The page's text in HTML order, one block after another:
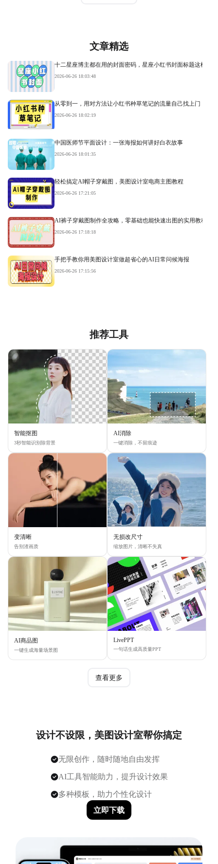
文章精选
十二星座博主都在用的封面密码，星座小红书封面标题这样写
2026-06-26 18:03:48
从零到一，用对方法让小红书种草笔记的流量自己找上门
2026-06-26 18:02:19
中国医师节平面设计：一张海报如何讲好白衣故事
2026-06-26 18:01:35
轻松搞定AI帽子穿戴图，美图设计室电商主图教程
2026-06-26 17:21:05
AI裤子穿戴图制作全攻略，零基础也能快速出图的实用教程
2026-06-26 17:18:18
手把手教你用美图设计室做超省心的AI日常问候海报
2026-06-26 17:15:56
推荐工具
智能抠图
3秒智能识别除背景
AI消除
一键消除，不留痕迹
变清晰
告别渣画质
无损改尺寸
缩放图片，清晰不失真
AI商品图
一键生成海量场景图
LivePPT
一句话生成高质量PPT
查看更多
设计不设限，美图设计室帮你搞定
无限创作，随时随地自由发挥
AI工具智能助力，提升设计效果
多种模板，助力个性化设计
立即下载